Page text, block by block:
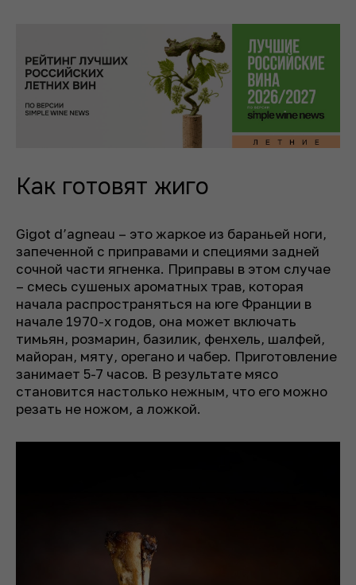
Как готовят жиго
Gigot d’agneau – это жаркое из бараньей ноги,
запеченной с приправами и специями задней
сочной части ягненка. Приправы в этом случае
– смесь сушеных ароматных трав, которая
начала распространяться на юге Франции в
начале 1970-х годов, она может включать
тимьян, розмарин, базилик, фенхель, шалфей,
майоран, мяту, орегано и чабер. Приготовление
занимает 5-7 часов. В результате мясо
становится настолько нежным, что его можно
резать не ножом, а ложкой.